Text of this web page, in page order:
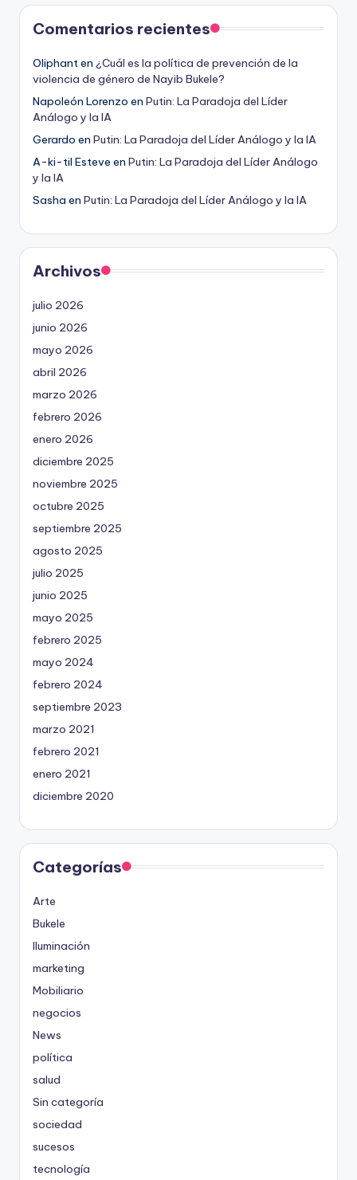
Comentarios recientes
Oliphanten ¿Cuál es la política de prevención de la
violencia de género de Nayib Bukele?
Napoleón Lorenzo en Putin: La Paradoja del Líder
Análogo y la IA
Gerardo en Putin: La Paradoja del Líder Análogo y la IA
A-ki-til Esteve en Putin: La Paradoja del Líder Análogo
y la IA
Sasha en Putin: La Paradoja del Líder Análogo y la IA
Archivos
julio 2026
junio 2026
mayo 2026
abril 2026
marzo 2026
febrero 2026
enero 2026
diciembre 2025
noviembre 2025
octubre 2025
septiembre 2025
agosto 2025
julio 2025
junio 2025
mayo 2025
febrero 2025
mayo 2024
febrero 2024
septiembre 2023
marzo 2021
febrero 2021
enero 2021
diciembre 2020
Categorías
Arte
Bukele
Iluminación
marketing
Mobiliario
negocios
News
política
salud
Sin categoría
sociedad
sucesos
tecnología